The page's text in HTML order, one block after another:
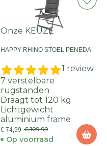
Onze KEUZE
HAPPY RHINO STOEL PENEDA
1 review
7 verstelbare
rugstanden
Draagt tot 120 kg
Lichtgewicht
aluminium frame
€ 74,99 € 109,99
Op voorraad